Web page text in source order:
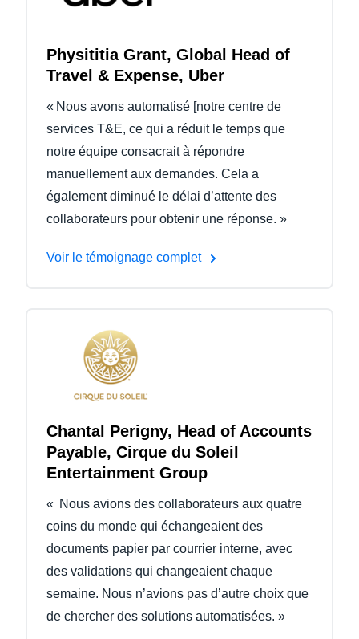
Physititia Grant, Global Head of
Travel & Expense, Uber
« Nous avons automatisé [notre centre de
services T&E, ce qui a réduit le temps que
notre équipe consacrait à répondre
manuellement aux demandes. Cela a
également diminué le délai d’attente des
collaborateurs pour obtenir une réponse. »
Voir le témoignage complet
Chantal Perigny, Head of Accounts
Payable, Cirque du Soleil
Entertainment Group
« Nous avions des collaborateurs aux quatre
coins du monde qui échangeaient des
documents papier par courrier interne, avec
des validations qui changeaient chaque
semaine. Nous n’avions pas d’autre choix que
de chercher des solutions automatisées. »